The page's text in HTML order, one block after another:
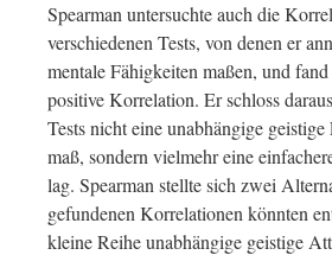
Spearman untersuchte auch die
verschiedenen Tests, von denen er
mentale Fähigkeiten maßen, und
positive Korrelation. Er schloss
Tests nicht eine unabhängige
maß, sondern vielmehr eine
lag. Spearman stellte sich zwei
gefundenen Korrelationen könnten
kleine Reihe unabhängige geistige